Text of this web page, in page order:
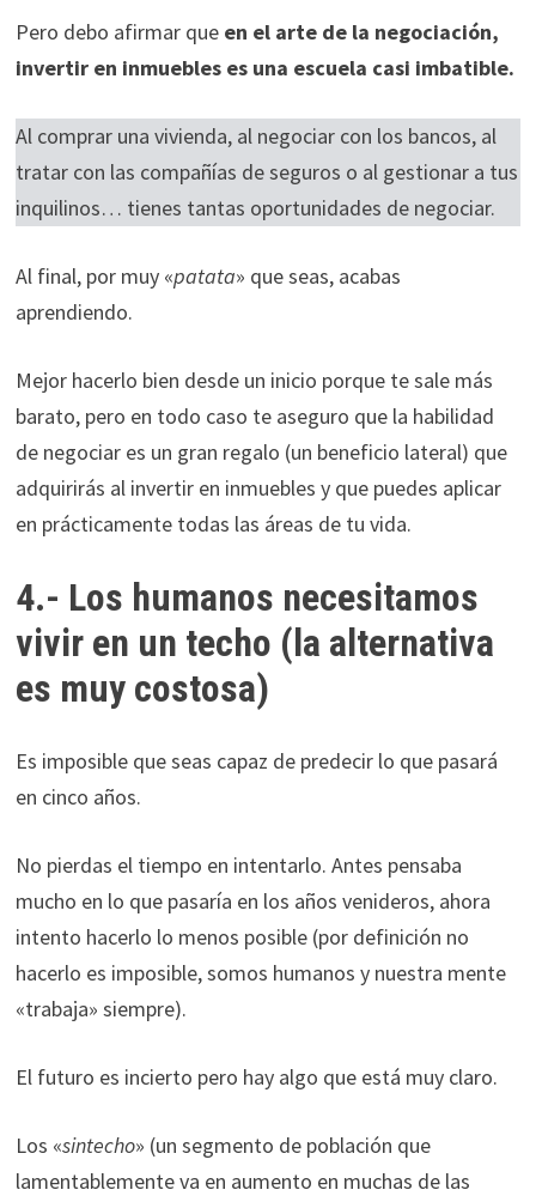
Pero debo afirmar que en el arte de la negociación,
invertir en inmuebles es una escuela casi imbatible.
Al comprar una vivienda, al negociar con los bancos, al
tratar con las compañías de seguros o al gestionar a tus
inquilinos… tienes tantas oportunidades de negociar.
Al final, por muy «patata» que seas, acabas
aprendiendo.
Mejor hacerlo bien desde un inicio porque te sale más
barato, pero en todo caso te aseguro que la habilidad
de negociar es un gran regalo (un beneficio lateral) que
adquirirás al invertir en inmuebles y que puedes aplicar
en prácticamente todas las áreas de tu vida.
4.- Los humanos necesitamos
vivir en un techo (la alternativa
es muy costosa)
Es imposible que seas capaz de predecir lo que pasará
en cinco años.
No pierdas el tiempo en intentarlo. Antes pensaba
mucho en lo que pasaría en los años venideros, ahora
intento hacerlo lo menos posible (por definición no
hacerlo es imposible, somos humanos y nuestra mente
«trabaja» siempre).
El futuro es incierto pero hay algo que está muy claro.
Los «sintecho» (un segmento de población que
lamentablemente va en aumento en muchas de las